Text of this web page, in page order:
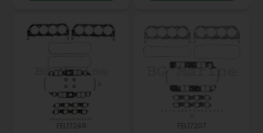
FEL17249 FEL17207